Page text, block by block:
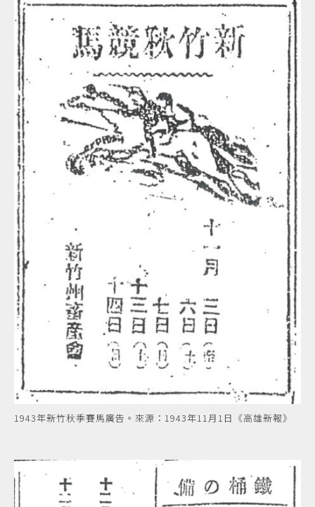
1943年新竹秋季賽馬廣告。來源：1943年11月1日《高雄新報》